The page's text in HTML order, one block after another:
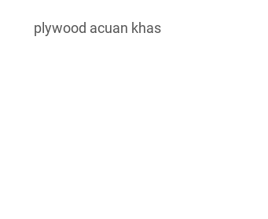
plywood acuan khas